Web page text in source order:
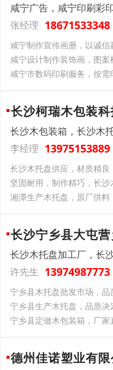
咸宁广告，咸宁印刷彩
张经理 18671533348
咸宁制作宣传画册，以诚信
咸宁设计制作装饰画，图
咸宁市数码印刷服务，按
长沙柯瑞木包装
长沙木包装箱，长沙木
李经理 13975153889
长沙木托盘供应，材质精良
坚固耐用，制作精巧，长沙
湘潭生产木托盘，原厂供料
长沙宁乡县大屯
长沙木托盘加工厂，长
许先生 13974987773
宁乡县木托盘批发市场，品
宁乡县生产木托盘，品质决
宁乡县定做木包装箱，厂家
德州佳诺塑业有限